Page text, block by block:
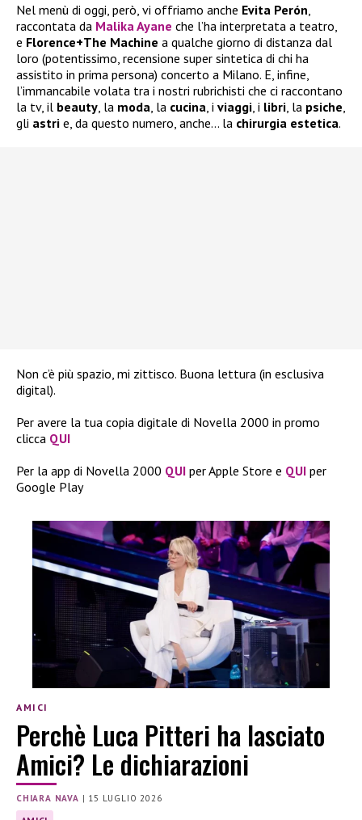
Nel menù di oggi, però, vi offriamo anche Evita Perón
raccontata da Malika Ayane che l’ha interpretata a teatro,
e Florence+The Machine a qualche giorno di distanza dal
loro (potentissimo, recensione super sintetica di chi ha
assistito in prima persona) concerto a Milano. E, infine,
l’immancabile volata tra i nostri rubrichisti che ci raccontano
la tv, il beauty , la moda , la cucina , i viaggi , i libri , la psiche
gli astri e, da questo numero, anche… la chirurgia estetica.
Non c’è più spazio, mi zittisco. Buona lettura (in esclusiva
digital).
Per avere la tua copia digitale di Novella 2000 in promo
clicca QUI
Per la app di Novella 2000 QUI per Apple Store e QUI per
Google Play
AMICI
Perchè Luca Pitteri ha lasciato
Amici? Le dichiarazioni
CHIARA NAVA | 15 LUGLIO 2026